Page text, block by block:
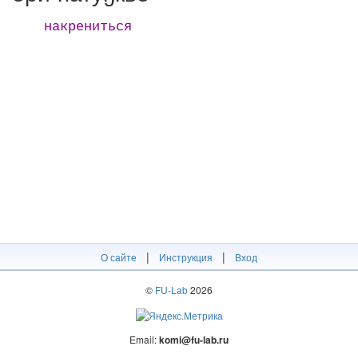
накрениться
О сайте | Инструкция | Вход
© FU-Lab2026
Email:komi@fu-lab.ru